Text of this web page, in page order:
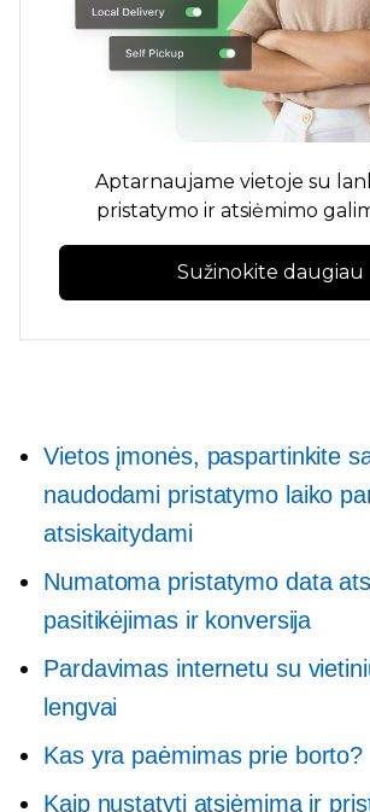
Aptarnaujame vietoje su
pristatymo ir atsiėmimo
Sužinokite daugiau
Vietos įmonės, paspartinkite
naudodami pristatymo laiko
atsiskaitydami
Numatoma pristatymo data
pasitikėjimas ir konversija
Pardavimas internetu su
lengvai
Kas yra paėmimas prie borto?
Kaip nustatyti atsiėmimą ir